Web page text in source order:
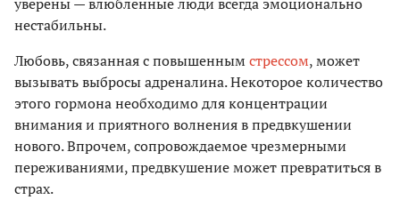
уверены — влюбленные люди всегда эмоционально
нестабильны.
Любовь, связанная с повышеннымстрессом, может
вызывать выбросы адреналина. Некоторое количество
этого гормона необходимо для концентрации
внимания и приятного волнения в предвкушении
нового. Впрочем, сопровождаемое чрезмерными
переживаниями, предвкушение может превратиться в
страх.